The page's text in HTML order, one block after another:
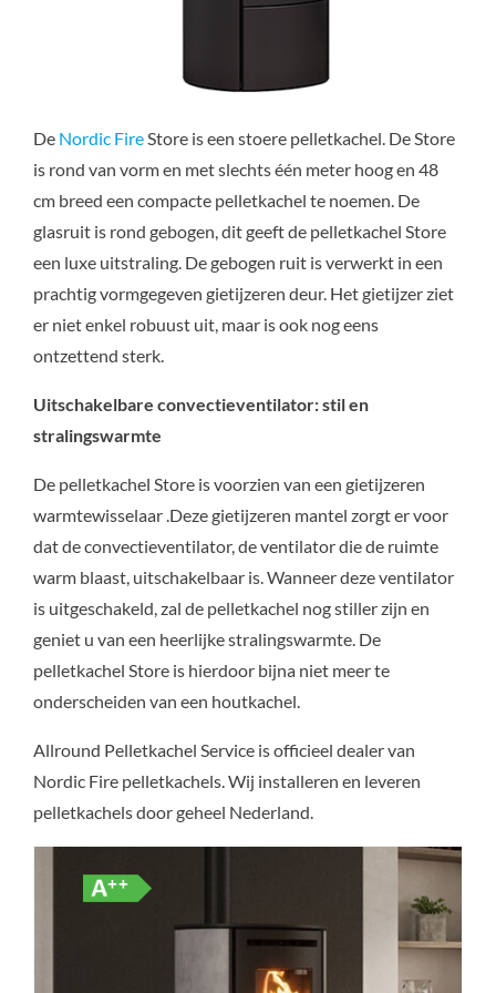
De Nordic FireStore is een stoere pelletkachel. De Store
is rond van vorm en met slechts één meter hoog en 48
cm breed een compacte pelletkachel te noemen. De
glasruit is rond gebogen, dit geeft de pelletkachel Store
een luxe uitstraling. De gebogen ruit is verwerkt in een
prachtig vormgegeven gietijzeren deur. Het gietijzer ziet
er niet enkel robuust uit, maar is ook nog eens
ontzettend sterk.
Uitschakelbare convectieventilator: stil en
stralingswarmte
De pelletkachel Store is voorzien van een gietijzeren
warmtewisselaar .Deze gietijzeren mantel zorgt er voor
dat de convectieventilator, de ventilator die de ruimte
warm blaast, uitschakelbaar is. Wanneer deze ventilator
is uitgeschakeld, zal de pelletkachel nog stiller zijn en
geniet u van een heerlijke stralingswarmte. De
pelletkachel Store is hierdoor bijna niet meer te
onderscheiden van een houtkachel.
Allround Pelletkachel Service is officieel dealer van
Nordic Fire pelletkachels. Wij installeren en leveren
pelletkachels door geheel Nederland.